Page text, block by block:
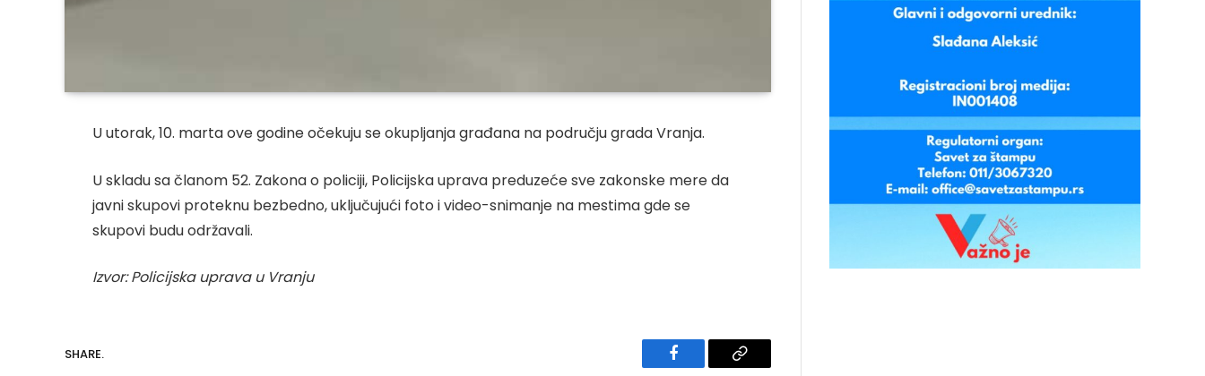
U utorak, 10. marta ove godine očekuju se okupljanja građana na području grada Vranja.
U skladu sa članom 52. Zakona o policiji, Policijska uprava preduzeće sve zakonske mere da
javni skupovi proteknu bezbedno, uključujući foto i video-snimanje na mestima gde se
skupovi budu održavali.
Izvor: Policijska uprava u Vranju
SHARE.
Facebook Copy